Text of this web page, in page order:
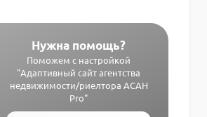
Нужна помощь?
Поможем с настройкой
"Адаптивный сайт агентства
недвижимости/риелтора АСАН
Pro"